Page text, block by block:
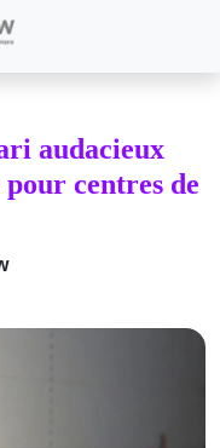
audacieux
pour centres de